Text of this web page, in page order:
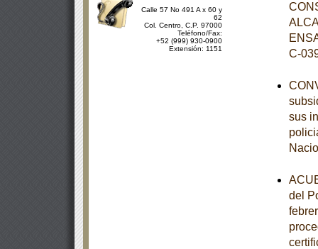
Calle 57 No 491 A x 60 y
62
Col. Centro, C.P. 97000
Teléfono/Fax:
+52 (999) 930-0900
Extensión: 1151
C-
sus
del